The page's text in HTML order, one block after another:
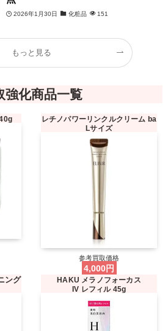
2026年1月30日 化粧品 151
もっと見る
強化商品一覧
レチノパワーリンクルクリーム ba
Lサイズ
参考買取価格
4,000円
ング
HAKU メラノフォーカス
IV レフィル 45g